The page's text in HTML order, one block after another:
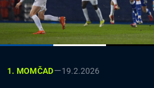
1. MOMČAD—19.2.2026